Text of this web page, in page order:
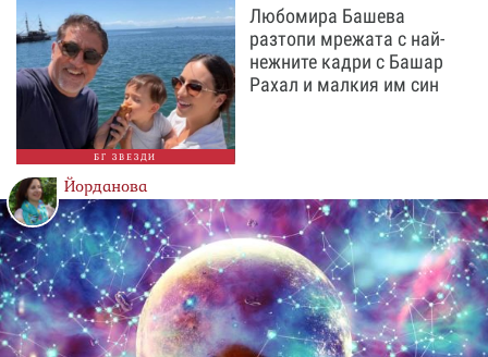
БГ ЗВЕЗДИ
Любомира Башева
разтопи мрежата с най-
нежните кадри с Башар
Рахал и малкия им син
Йорданова